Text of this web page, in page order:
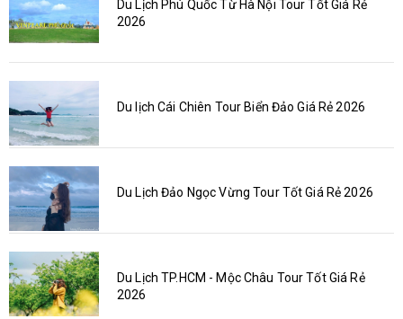
Du Lịch Phú Quốc Từ Hà Nội Tour Tốt Giá Rẻ
2026
Du lịch Cái Chiên Tour Biển Đảo Giá Rẻ 2026
Du Lịch Đảo Ngọc Vừng Tour Tốt Giá Rẻ 2026
Du Lịch TP.HCM - Mộc Châu Tour Tốt Giá Rẻ
2026